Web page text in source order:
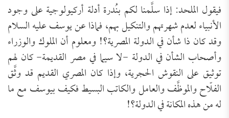
فيقول الملحد: إذا سلَّمنا لكم بنُدرة أدلة أركيولوجية على وجود
الأنبياء لعدم شهرتهم والتنكيل بهم، فماذا عن يوسف عليه السلام
وقد كان ذا شأن في الدولة المصرية؟! ومعلوم أن الملوك والوزراء
وأصحاب الشأن في الدولة -لا سيما في مصر القديمة- كان لهم
توثيق على النقوش الحجرية، وإذا كان المصري القديم قد وثَّق
الفلّاح والموظَّف والعامل والكاتب البسيط فكيف بيوسف مع ما
له من هذه المكانة في الدولة؟!